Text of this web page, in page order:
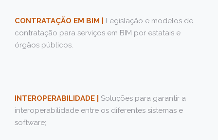
CONTRATAÇÃO EM BIM |
Legislação e modelos de
contratação para serviços em BIM por estatais e
órgãos públicos.
INTEROPERABILIDADE |
Soluções para garantir a
interoperabilidade entre os diferentes sistemas e
software;